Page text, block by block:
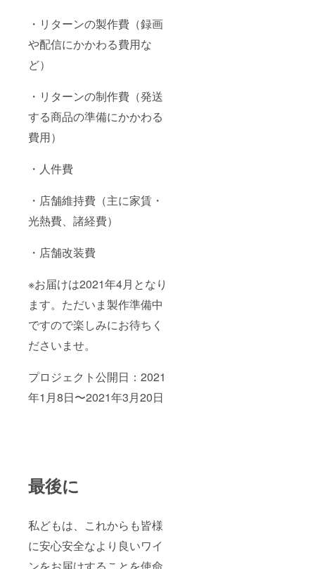
・リターンの製作費（録画
や配信にかかわる費用な
ど）
・リターンの制作費（発送
する商品の準備にかかわる
費用）
・人件費
・店舗維持費（主に家賃・
光熱費、諸経費）
・店舗改装費
※お届けは2021年4月となり
ます。ただいま製作準備中
ですので楽しみにお待ちく
ださいませ。
プロジェクト公開日：2021
年1月8日〜2021年3月20日
最後に
私どもは、これからも皆様
に安心安全なより良いワイ